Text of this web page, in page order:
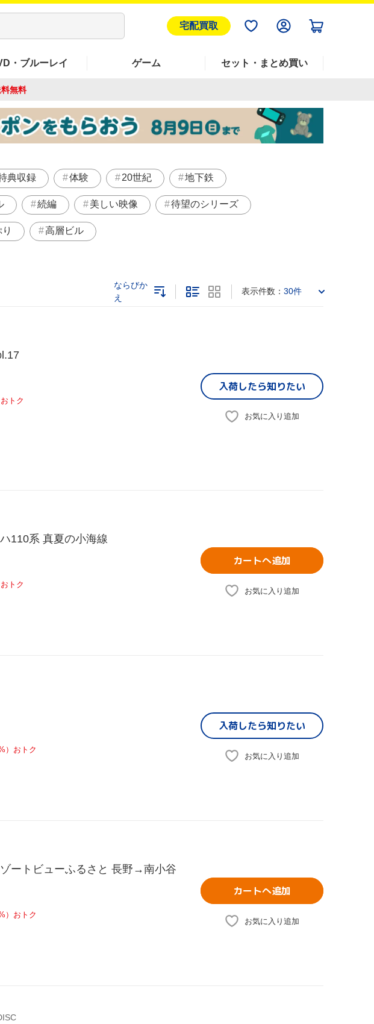
宅配買取
・ブルーレイ ゲーム セット・まとめ買い
無料
典収録 体験 20世紀 地下鉄
続編 美しい映像 待望のシリーズ
高層ビル
ならびか
え
表示件数： 30件
トク
入荷したら知りたい
お気に入り追加
110系 真夏の小海線
トク
カートへ追加
お気に入り追加
）おトク
入荷したら知りたい
お気に入り追加
ゾートビューふるさと 長野→南小谷
）おトク
カートへ追加
お気に入り追加